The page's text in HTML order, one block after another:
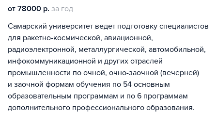
от 78000 р. за год
Самарский университет ведет подготовку специалистов
для ракетно-космической, авиационной,
радиоэлектронной, металлургической, автомобильной,
инфокоммуникационной и других отраслей
промышленности по очной, очно-заочной (вечерней)
и заочной формам обучения по 54 основным
образовательным программам и по 6 программам
дополнительного профессионального образования.